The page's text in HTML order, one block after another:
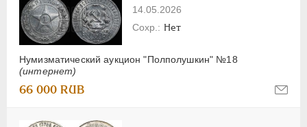
14.05.2026
Нумизматический аукцион "Полполушкин" №18
(интернет)
Нет
66 000 RUB